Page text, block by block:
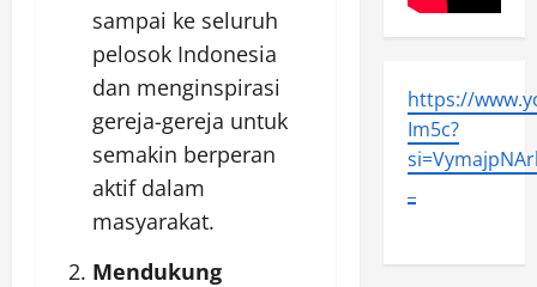
sampai ke seluruh
pelosok Indonesia
dan menginspirasi
gereja-gereja untuk
semakin berperan
aktif dalam
masyarakat.
Mendukung
https://
Im5c?